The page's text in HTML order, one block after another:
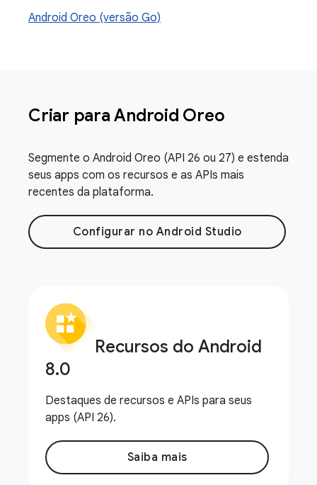
Android Oreo (versão Go)
Criar para Android Oreo
Segmente o Android Oreo (API 26 ou 27) e estenda
seus apps com os recursos e as APIs mais
recentes da plataforma.
Configurar no Android Studio
Recursos do Android
8.0
Destaques de recursos e APIs para seus
apps (API 26).
Saiba mais